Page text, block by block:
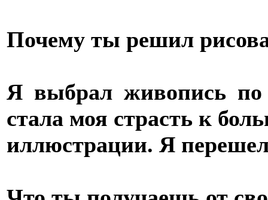
Почему ты решил
Я выбрал живопись по
стала моя страсть к
иллюстрации. Я